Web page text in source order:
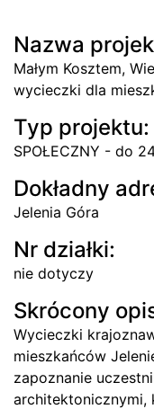
Nazwa
Małym Kosztem,
wycieczki dla
Typ projektu:
SPOŁECZNY - do
Dokładny
Jelenia Góra
Nr działki:
nie dotyczy
Skrócony
Wycieczki
mieszkańców
zapoznanie
architektonicznymi,